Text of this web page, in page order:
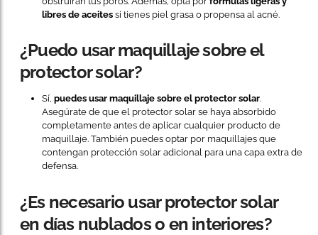
libres de aceites si tienes piel grasa o propensa al acné.
¿Puedo usar maquillaje sobre el
protector solar?
Sí, puedes usar maquillaje sobre el protector solar.
Asegúrate de que el protector solar se haya absorbido
completamente antes de aplicar cualquier producto de
maquillaje. También puedes optar por maquillajes que
contengan protección solar adicional para una capa extra de
defensa.
¿Es necesario usar protector solar
en días nublados o en interiores?